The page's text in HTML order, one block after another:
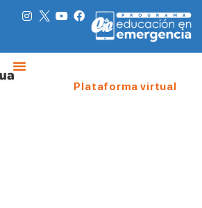
Plataforma virtual